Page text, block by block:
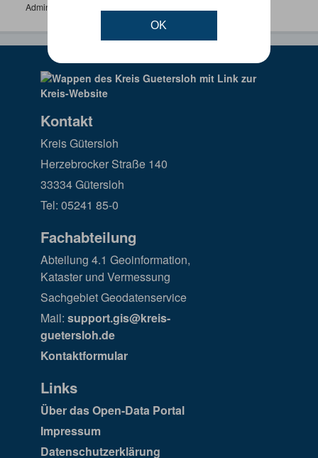
OK
Administrator unter:
Kontakt
Kreis Gütersloh
Herzebrocker Straße 140
33334 Gütersloh
Tel: 05241 85-0
Fachabteilung
Abteilung 4.1 Geoinformation,
Kataster und Vermessung
Sachgebiet Geodatenservice
Mail: support.gis@kreis-
guetersloh.de
Kontaktformular
Links
Über das Open-Data Portal
Impressum
Datenschutzerklärung